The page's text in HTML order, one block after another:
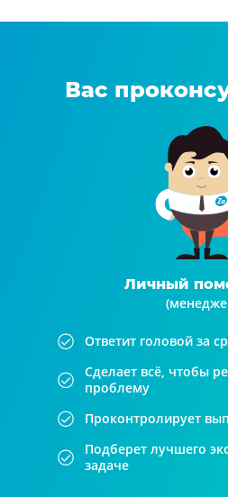
Вас
Личный
Ответит головой за
Сделает всё, чтобы
проблему
Проконтролирует
Подберет лучшего
задаче